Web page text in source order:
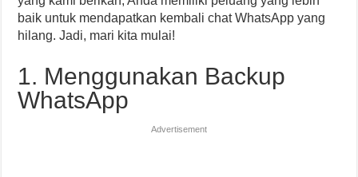
baik untuk mendapatkan kembali chat WhatsApp yang
hilang. Jadi, mari kita mulai!
1. Menggunakan Backup
WhatsApp
Advertisement